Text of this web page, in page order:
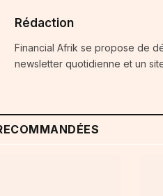
Rédaction
Financial Afrik se propose de
newsletter quotidienne et un